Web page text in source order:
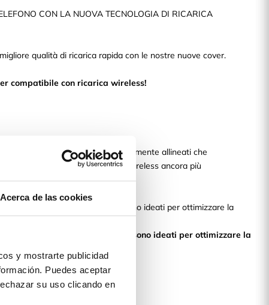
Acerca de las cookies
y mostrarte publicidad
Puedes aceptar
su uso clicando en
CON LA NUOVA TECNOLOGIA DI RICARICA
qualità di ricarica rapida con le nostre nuove cover.
compatibile con ricarica wireless!
si basa su magneti perfettamente allineati che
lo smartphone in modalità wireless ancora più
cover per telefoni MagBattery sono ideati per ottimizzare la
e cover per telefoni MagBattery sono ideati per ottimizzare la